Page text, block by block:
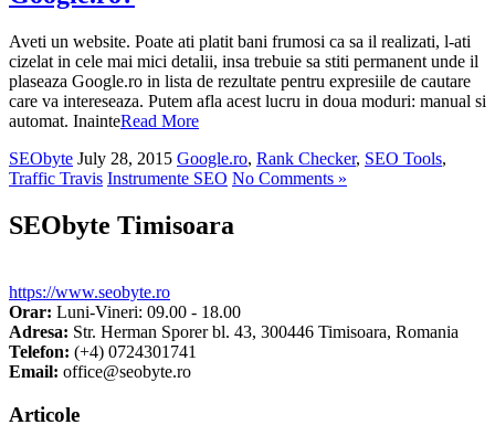
Aveti un website. Poate ati platit bani frumosi ca sa il realizati, l-ati
cizelat in cele mai mici detalii, insa trebuie sa stiti permanent unde il
plaseaza Google.ro in lista de rezultate pentru expresiile de cautare
care va intereseaza. Putem afla acest lucru in doua moduri: manual si
automat. InainteRead More
SEObyte July 28, 2015 Google.ro, Rank Checker, SEO Tools,
Traffic Travis Instrumente SEO No Comments »
SEObyte Timisoara
https://www.seobyte.ro
Orar: Luni-Vineri: 09.00 - 18.00
Adresa: Str. Herman Sporer bl. 43, 300446 Timisoara, Romania
Telefon: (+4) 0724301741
Email: office@seobyte.ro
Articole